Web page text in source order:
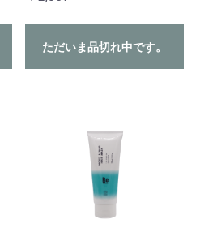
ただいま品切れ中です。